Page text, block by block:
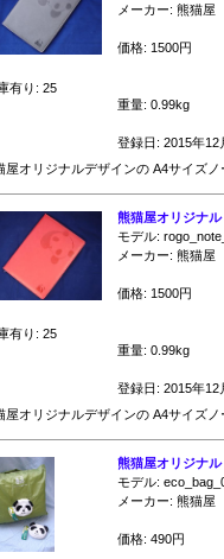
有り: 25
メーカー: 熊猫屋
価格: 1500円
重量: 0.99kg
登録日: 2015年12
屋オリジナルデザインの A4サイズノ
有り: 25
熊猫屋オリジナ
モデル:
メーカー: 熊猫屋
価格: 1500円
重量: 0.99kg
登録日: 2015年12
屋オリジナルデザインの A4サイズノ
熊猫屋オリジナ
モデル:
メーカー: 熊猫屋
価格: 490円